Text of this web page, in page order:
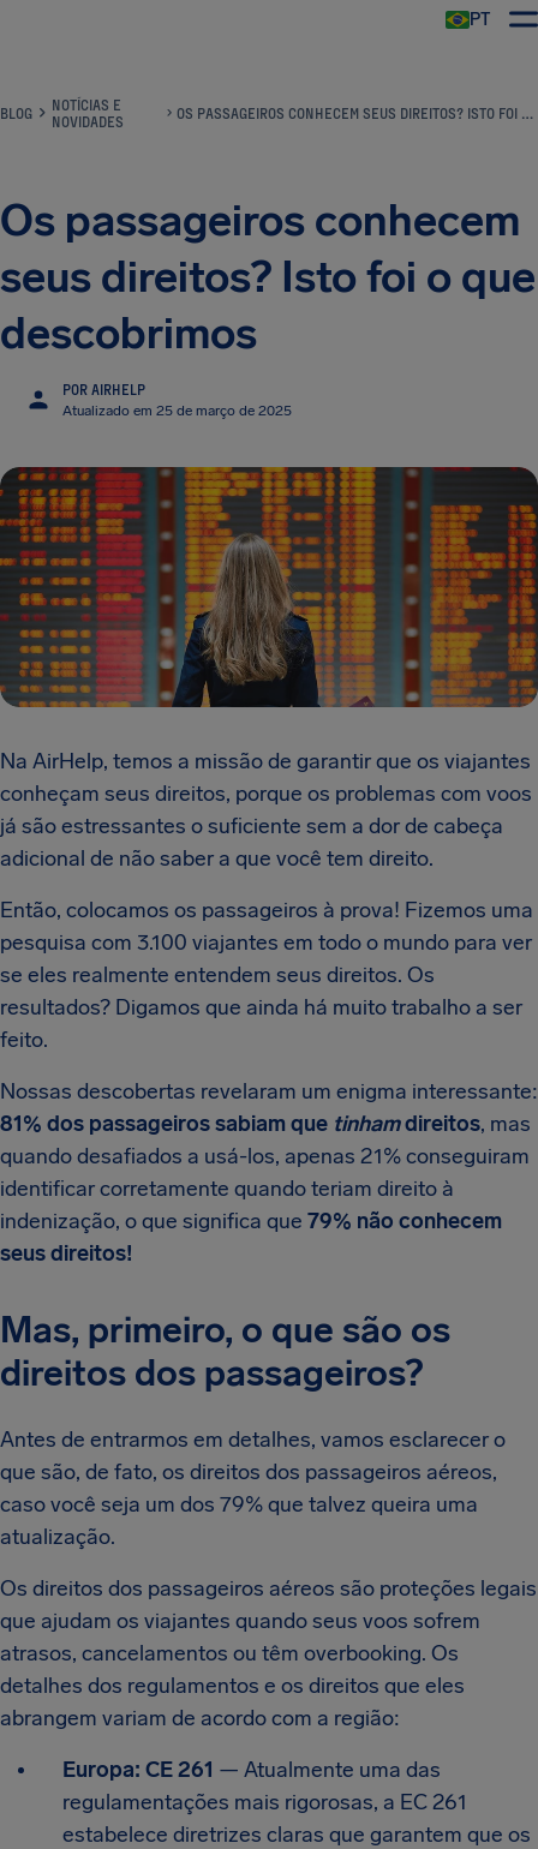
PT
BLOG
NOTÍCIAS E
NOVIDADES
OS PASSAGEIROS CONHECEM SEUS DIREITOS? ISTO FOI O QUE DESCOBRIMOS
Os passageiros conhecem
seus direitos? Isto foi o que
descobrimos
POR AIRHELP
Atualizado em 25 de março de 2025
Na AirHelp, temos a missão de garantir que os viajantes
conheçam seus direitos, porque os problemas com voos
já são estressantes o suficiente sem a dor de cabeça
adicional de não saber a que você tem direito.
Então, colocamos os passageiros à prova! Fizemos uma
pesquisa com 3.100 viajantes em todo o mundo para ver
se eles realmente entendem seus direitos. Os
resultados? Digamos que ainda há muito trabalho a ser
feito.
Nossas descobertas revelaram um enigma interessante:
81% dos passageiros sabiam que tinhamdireitos, mas
quando desafiados a usá-los, apenas 21% conseguiram
identificar corretamente quando teriam direito à
indenização, o que significa que 79% não conhecem
seus direitos!
Mas, primeiro, o que são os
direitos dos passageiros?
Antes de entrarmos em detalhes, vamos esclarecer o
que são, de fato, os direitos dos passageiros aéreos,
caso você seja um dos 79% que talvez queira uma
atualização.
Os direitos dos passageiros aéreos são proteções legais
que ajudam os viajantes quando seus voos sofrem
atrasos, cancelamentos ou têm overbooking. Os
detalhes dos regulamentos e os direitos que eles
abrangem variam de acordo com a região:
Europa: CE 261 — Atualmente uma das
regulamentações mais rigorosas, a EC 261
estabelece diretrizes claras que garantem que os